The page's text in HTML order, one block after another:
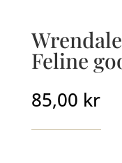
Feline
85,00 kr